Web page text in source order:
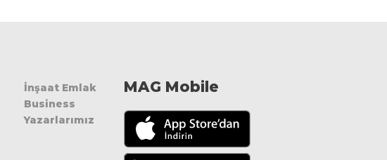
İnşaat Emlak
Business
Yazarlarımız
MAG Mobile